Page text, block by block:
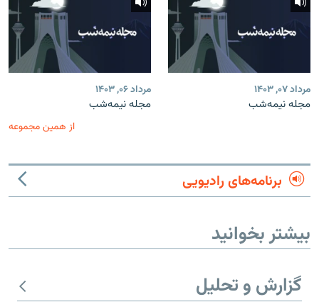
مرداد ۰۷, ۱۴۰۳
مجله نیمه‌شب
مرداد ۰۶, ۱۴۰۳
مجله نیمه‌شب
از همین مجموعه
برنامه‌های رادیویی
بیشتر بخوانید
گزارش و تحلیل